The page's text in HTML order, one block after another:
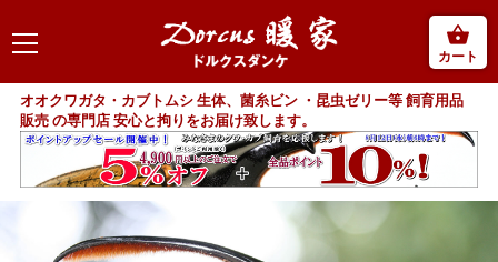
カート
オオクワガタ・カブトムシ 生体、菌糸ビン ・昆虫ゼリー等 飼育用品
販売 の専門店 安心と拘りをお届け致します。